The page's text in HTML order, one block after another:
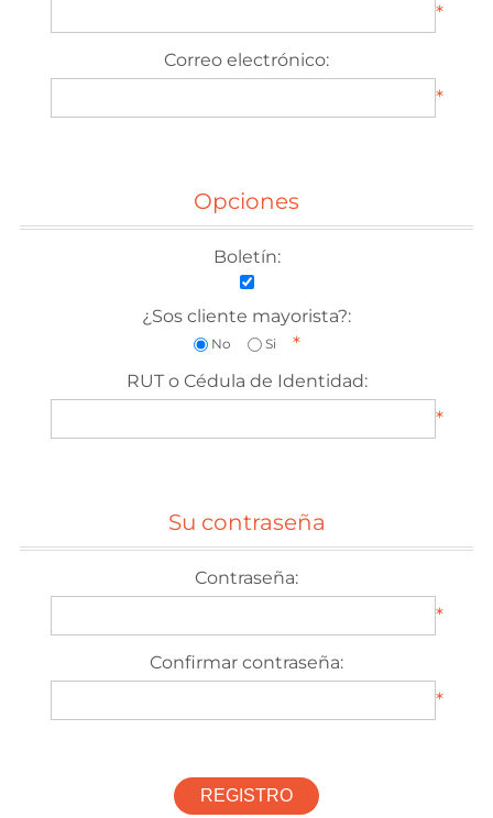
*
Correo electrónico:
*
Opciones
Boletín:
¿Sos cliente mayorista?:
No Si *
RUT o Cédula de Identidad:
*
Su contraseña
Contraseña:
*
Confirmar contraseña:
*